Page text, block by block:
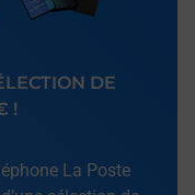
DE
!
La Poste